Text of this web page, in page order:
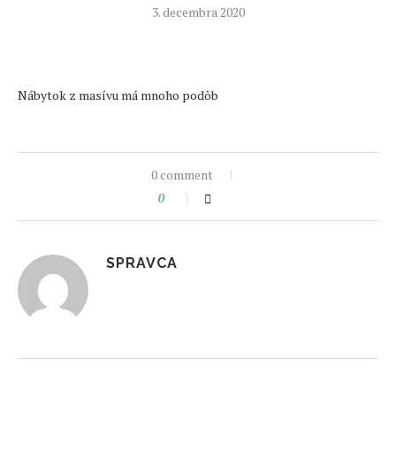
3. decembra 2020
Nábytok z masívu má mnoho podôb
0 comment
0
SPRAVCA